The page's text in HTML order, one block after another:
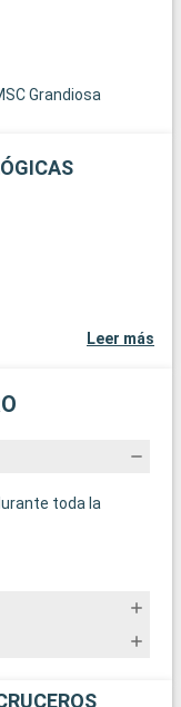
Grandiosa
Leer más
toda la